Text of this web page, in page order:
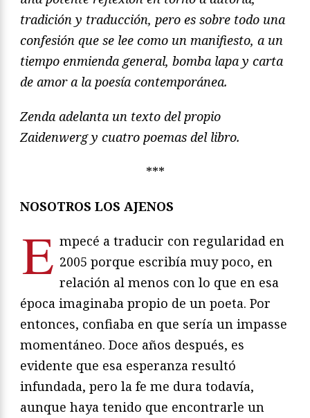
tradición y traducción, pero es sobre todo una
confesión que se lee como un manifiesto, a un
tiempo enmienda general, bomba lapa y carta
de amor a la poesía contemporánea.
Zenda adelanta un texto del propio
Zaidenwerg y cuatro poemas del libro.
***
NOSOTROS LOS AJENOS
E mpecé a traducir con regularidad en
2005 porque escribía muy poco, en
relación al menos con lo que en esa
época imaginaba propio de un poeta. Por
entonces, confiaba en que sería un impasse
momentáneo. Doce años después, es
evidente que esa esperanza resultó
infundada, pero la fe me dura todavía,
aunque haya tenido que encontrarle un